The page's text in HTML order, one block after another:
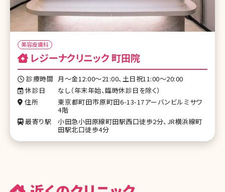
美容皮膚科
レジーナクリニック 町田院
診療時間 月～金12:00～21:00、土日祝11:00～20:00
休診日
なし（年末年始、臨時休診日を除く）
住所
東京都町田市原町田6-13-17アーバンビルミサワ
4階
最寄り駅
小田急小田原線町田駅西口徒歩2分、JR横浜線町
田駅北口徒歩4分